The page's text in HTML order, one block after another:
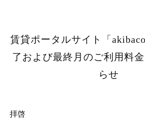
賃貸ポータルサイト「
了および最終月のご利用料
らせ
拝啓